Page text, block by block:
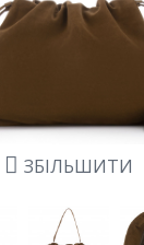
ЗБІЛЬШИТИ